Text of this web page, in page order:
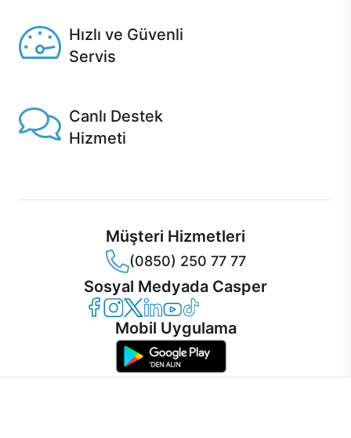
Hızlı ve Güvenli
Servis
Canlı Destek
Hizmeti
Müşteri Hizmetleri
(0850) 250 77 77
Sosyal Medyada Casper
Casper Facebook
Casper Instagram
Casper Twitter
Casper LinkedIn
Casper YouTube
Casper TikTok
Mobil Uygulama